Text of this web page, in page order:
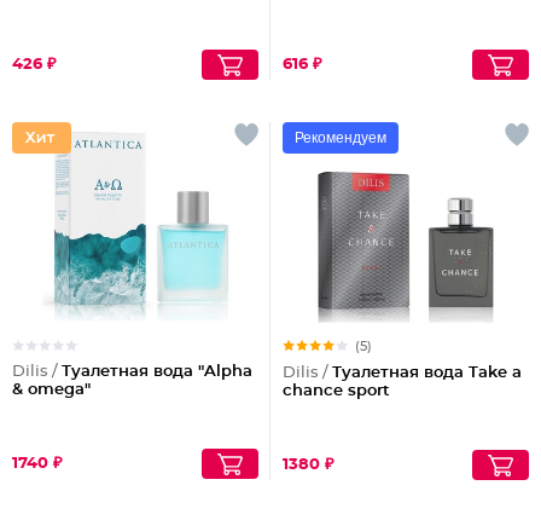
426 ₽ 616 ₽
Dilis / Туалетная вода "Alpha
& omega"
1740 ₽
Рекомендуем
(5)
Dilis / Туалетная вода Take a
chance sport
1380 ₽